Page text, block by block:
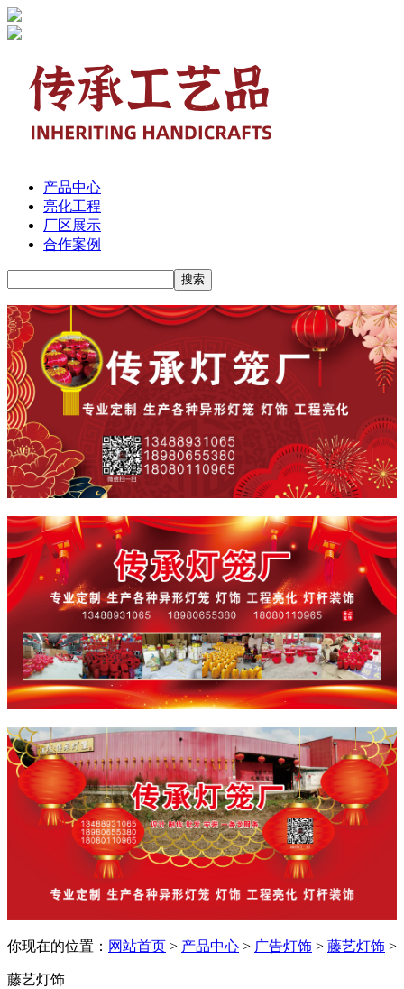
产品中心
亮化工程
厂区展示
合作案例
你现在的位置： 网站首页 > 产品中心 > 广告灯饰 > 藤艺灯饰 >
藤艺灯饰